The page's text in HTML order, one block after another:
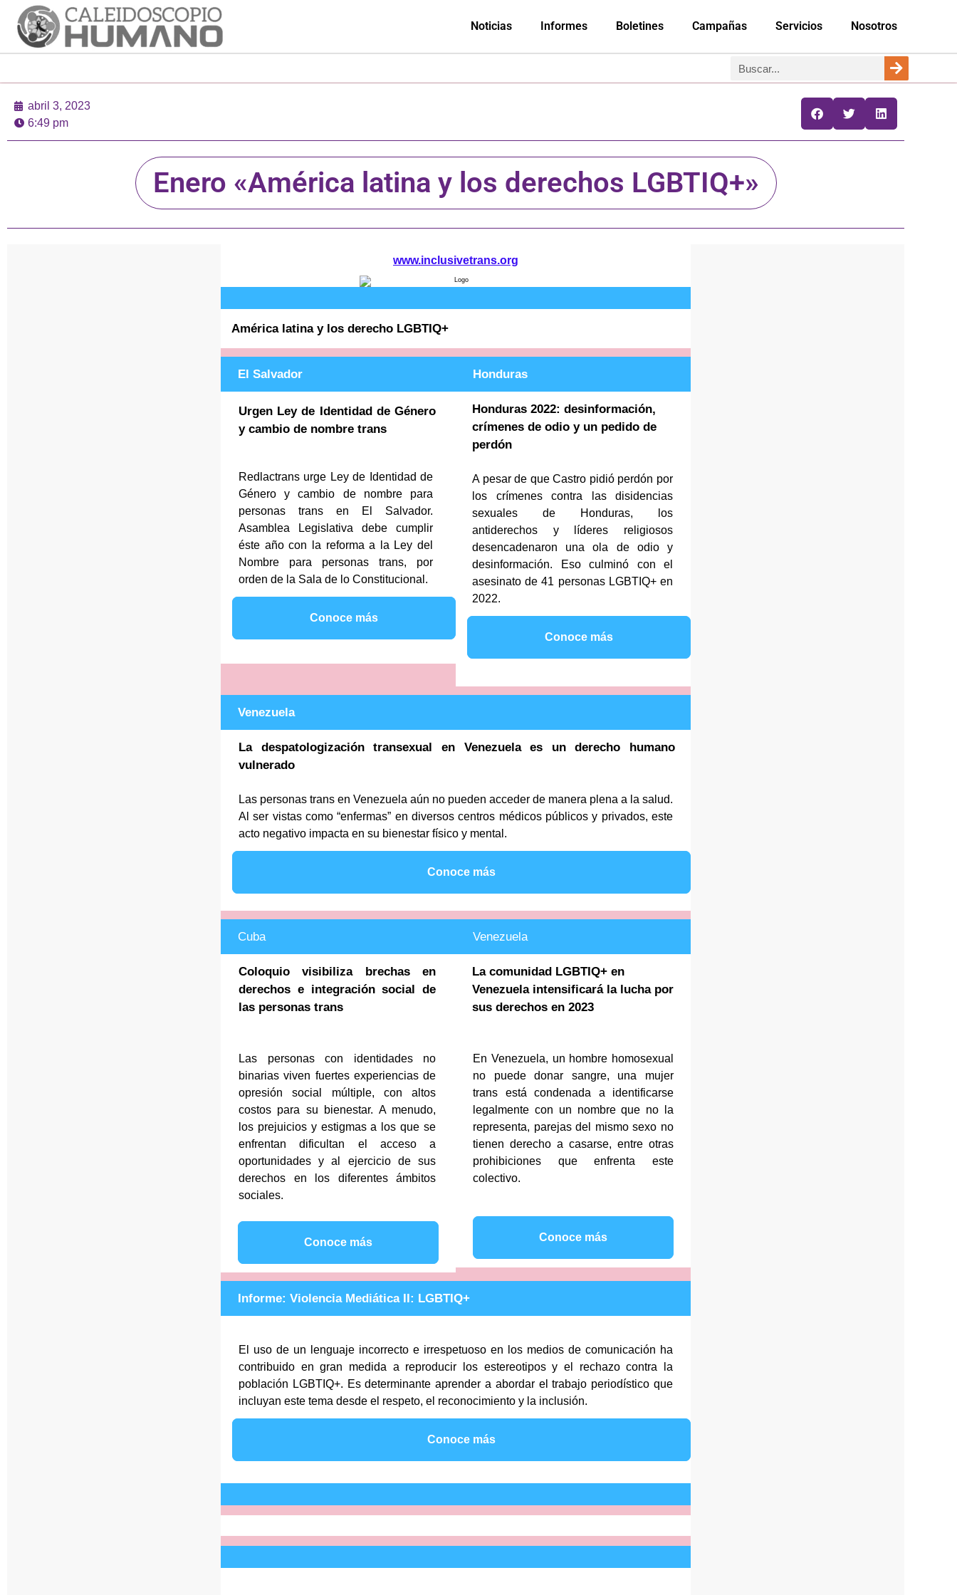
Noticias Informes Boletines Campañas Servicios Nosotros
abril 3, 2023
6:49 pm
Enero «América latina y los derechos LGBTIQ+»
www.inclusivetrans.org
América latina y los derecho LGBTIQ+
El Salvador
Urgen Ley de Identidad de Género
y cambio de nombre trans
Redlactrans urge Ley de Identidad de
Género y cambio de nombre para
personas trans en El Salvador.
Asamblea Legislativa debe cumplir
éste año con la reforma a la Ley del
Nombre para personas trans, por
orden de la Sala de lo Constitucional.
Conoce más
Honduras
Honduras 2022: desinformación,
crímenes de odio y un pedido de
perdón
A pesar de que Castro pidió perdón por
los crímenes contra las disidencias
sexuales de Honduras, los
antiderechos y líderes religiosos
desencadenaron una ola de odio y
desinformación. Eso culminó con el
asesinato de 41 personas LGBTIQ+ en
2022.
Conoce más
Venezuela
La despatologización transexual en Venezuela es un derecho humano
vulnerado
Las personas trans en Venezuela aún no pueden acceder de manera plena a la salud.
Al ser vistas como “enfermas” en diversos centros médicos públicos y privados, este
acto negativo impacta en su bienestar físico y mental.
Conoce más
Cuba
Coloquio visibiliza brechas en
derechos e integración social de
las personas trans
Las personas con identidades no
binarias viven fuertes experiencias de
opresión social múltiple, con altos
costos para su bienestar. A menudo,
los prejuicios y estigmas a los que se
enfrentan dificultan el acceso a
oportunidades y al ejercicio de sus
derechos en los diferentes ámbitos
sociales.
Conoce más
Venezuela
La comunidad LGBTIQ+ en
Venezuela intensificará la lucha por
sus derechos en 2023
En Venezuela, un hombre homosexual
no puede donar sangre, una mujer
trans está condenada a identificarse
legalmente con un nombre que no la
representa, parejas del mismo sexo no
tienen derecho a casarse, entre otras
prohibiciones que enfrenta este
colectivo.
Conoce más
Informe: Violencia Mediática II: LGBTIQ+
El uso de un lenguaje incorrecto e irrespetuoso en los medios de comunicación ha
contribuido en gran medida a reproducir los estereotipos y el rechazo contra la
población LGBTIQ+. Es determinante aprender a abordar el trabajo periodístico que
incluyan este tema desde el respeto, el reconocimiento y la inclusión.
Conoce más